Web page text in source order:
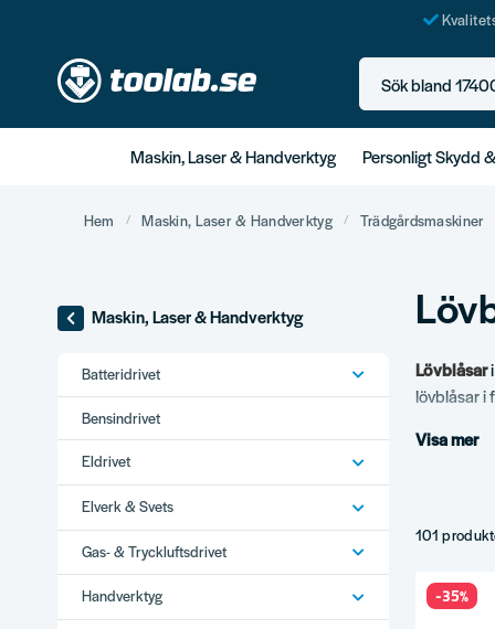
Sök bland 17400+
Maskin, Laser & Handverktyg Personligt Skydd
Hem Maskin, Laser & Handverktyg Trädgårdsmaskiner
Maskin, Laser & Handverktyg
Batteridrivet
Bensindrivet
Eldrivet
Elverk & Svets
Gas- & Tryckluftsdrivet
Handverktyg
Lövblåsari
lövblåsar i
Vårt
Tips
Visa mer
101
-35%